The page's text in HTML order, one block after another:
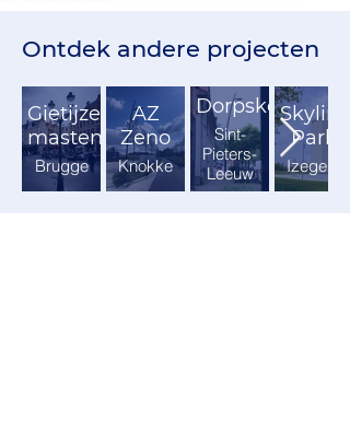
Ontdek andere projecten
Gietijzeren
masten
Brugge
AZ
Zeno
Knokke
Dorpskern
Sint-
Pieters-
Leeuw
Skyline
Park
Izegem